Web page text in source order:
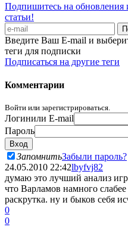
Подпишитесь на обновления
статьи!
Введите Ваш E-mail и
теги для подписки
Подписаться на другие теги
Комментарии
Войти или зарегистрироваться.
Логинили E-mail
Пароль
ЗапомнитьЗабыли пароль?
24.05.2010 22:42lbyfvj82
думаю это лучший анализ
что Варламов намного
раскрутка. ну и быков себя
0
0